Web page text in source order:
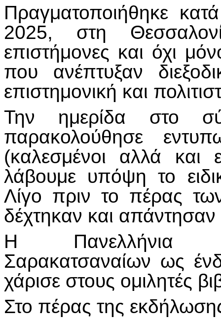
Πραγματοποιήθηκε
2025, στη
επιστήμονες και όχι
που ανέπτυξαν
επιστημονική και
Την ημερίδα στο
παρακολούθησε
(καλεσμένοι αλλά και
λάβουμε υπόψη το
Λίγο πριν το πέρας
δέχτηκαν και απάντησαν
Η Πανελλήνια
Σαρακατσαναίων ως
χάρισε στους ομιλητές
Στο πέρας της